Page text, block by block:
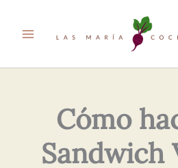
Cómo
Sandwich
Electrónico*